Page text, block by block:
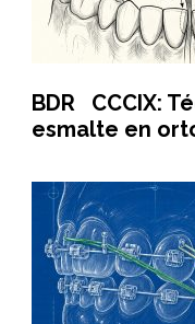
BDR CCCIX:
esmalte en